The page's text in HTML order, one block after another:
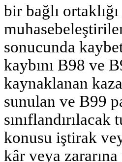
bir bağlı
sonucunda
kaybını B98 ve
kaynaklanan
sunulan ve B99
konusu iştirak
kâr veya zararına